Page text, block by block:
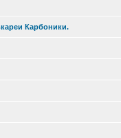
Карбоники.